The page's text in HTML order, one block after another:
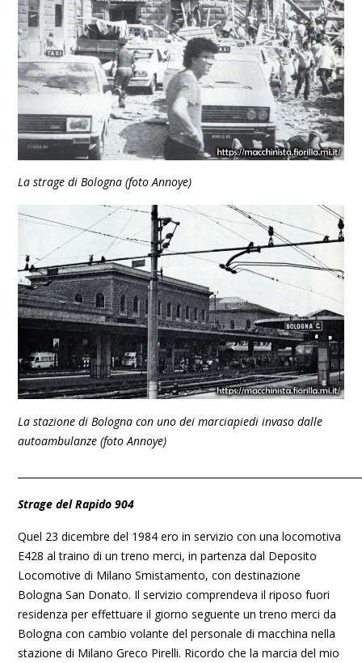
La strage di Bologna (foto Annoye)
La stazione di Bologna con uno dei marciapiedi invaso dalle
autoambulanze (foto Annoye)
Strage delRapido 904
Quel 23 dicembre del 1984 ero in servizio con una locomotiva
E428 al traino di un treno merci, in partenza dal Deposito
Locomotive di Milano Smistamento, con destinazione
Bologna San Donato. Il servizio comprendeva il riposo fuori
residenza per effettuare il giorno seguente un treno merci da
Bologna con cambio volante del personale di macchina nella
stazione di Milano Greco Pirelli. Ricordo che la marcia del mio